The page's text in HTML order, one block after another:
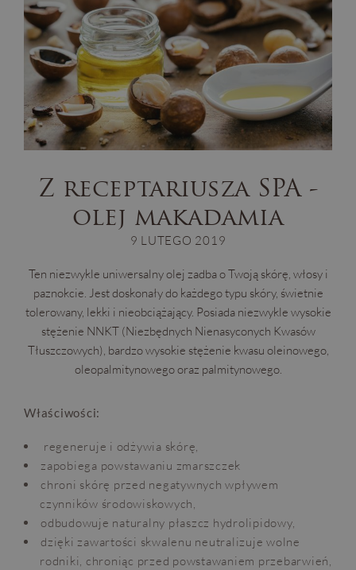
Z receptariusza SPA -
olej makadamia
9 LUTEGO 2019
Ten niezwykle uniwersalny olej zadba o Twoją skórę, włosy i
paznokcie. Jest doskonały do każdego typu skóry, świetnie
tolerowany, lekki i nieobciążający. Posiada niezwykle wysokie
stężenie NNKT (Niezbędnych Nienasyconych Kwasów
Tłuszczowych), bardzo wysokie stężenie kwasu oleinowego,
oleopalmitynowego oraz palmitynowego.
Właściwości:
regeneruje i odżywia skórę,
zapobiega powstawaniu zmarszczek
chroni skórę przed negatywnych wpływem
czynników środowiskowych,
odbudowuje naturalny płaszcz hydrolipidowy,
dzięki zawartości skwalenu neutralizuje wolne
rodniki, chroniąc przed powstawaniem przebarwień,